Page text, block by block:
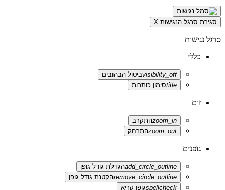
סגירת סרגל הנגישות X
סרגל נגישות
כללי
visibility_offביטול הבהובים
titleסימון כותרות
זום
zoom_inהתקרב
zoom_outהתרחק
גופנים
add_circle_outlineהגדלת גודל גופן
remove_circle_outlineהקטנת גודל גופן
spellcheckגופן קריא